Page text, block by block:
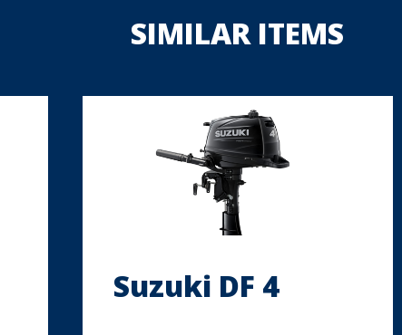
SIMILAR ITEMS
Suzuki DF 4